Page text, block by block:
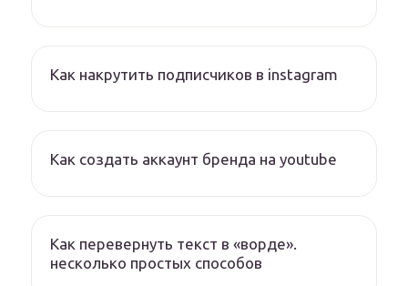
Как накрутить подписчиков в instagram
Как создать аккаунт бренда на youtube
Как перевернуть текст в «ворде».
несколько простых способов